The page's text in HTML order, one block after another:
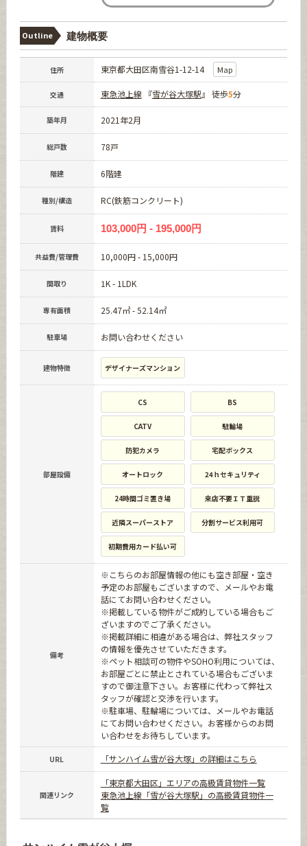
Outline 建物概要
住所 東京都大田区南雪谷1-12-14 Map
交通 東急池上線『雪が谷大塚駅』 徒歩5分
築年月 2021年2月
総戸数 78戸
階建 6階建
種別/構造 RC(鉄筋コンクリート)
賃料 103,000円 - 195,000円
共益費/管理費 10,000円 - 15,000円
間取り 1K - 1LDK
専有面積 25.47㎡ - 52.14㎡
駐車場 お問い合わせください
建物特徴 デザイナーズマンション
部屋設備
CS BS
CATV 駐輪場
防犯カメラ 宅配ボックス
オートロック 24ｈセキュリティ
24時間ゴミ置き場 来店不要ＩＴ重説
近隣スーパーストア 分割サービス利用可
初期費用カード払い可
備考
※こちらのお部屋情報の他にも空き部屋・空き
予定のお部屋もございますので、メールやお電
話にてお問い合わせください。
※掲載している物件がご成約している場合もご
ざいますのでご了承ください。
※掲載詳細に相違がある場合は、弊社スタッフ
の情報を優先させていただきます。
※ペット相談可の物件やSOHO利用については、
お部屋ごとに禁止とされている場合もございま
すので御注意下さい。お客様に代わって弊社ス
タッフが確認と交渉を行います。
※駐車場、駐輪場については、メールやお電話
にてお問い合わせください。お客様からのお問
い合わせをお待ちしています。
URL 「サンハイム雪が谷大塚」の詳細はこちら
関連リンク
「東京都大田区」エリアの高級賃貸物件一覧
東急池上線「雪が谷大塚駅」の高級賃貸物件一
覧